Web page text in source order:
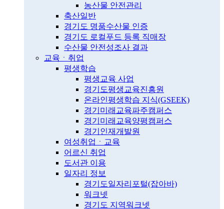
농산물 안전관리
축산일반
경기도 명품수산물 인증
경기도 로컬푸드 등록 직매장
수산물 안전성조사 결과
교육ㆍ취업
평생학습
평생교육 사업
경기도평생교육진흥원
온라인평생학습 지식(GSEEK)
경기미래교육파주캠퍼스
경기미래교육양평캠퍼스
경기인재개발원
여성취업ㆍ교육
어르신 취업
도서관 이용
일자리 정보
경기도일자리포털(잡아바)
워크넷
경기도 지역워크넷